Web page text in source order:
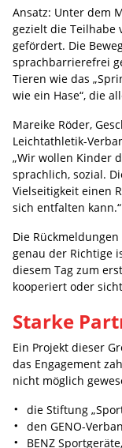
Ansatz: Unter dem
gezielt die
gefördert. Die
sprachbarrierefrei
Tieren wie das
wie ein Hase“, die
Mareike Röder,
Leichtathletik-
„Wir wollen Kinder
sprachlich, sozial.
Vielseitigkeit einen
sich entfalten kann.“
Die
genau der Richtige
diesem Tag zum
kooperiert oder
Starke
Ein Projekt dieser
das Engagement
nicht möglich
die Stiftung
den GENO-
BENZ Sportgeräte,